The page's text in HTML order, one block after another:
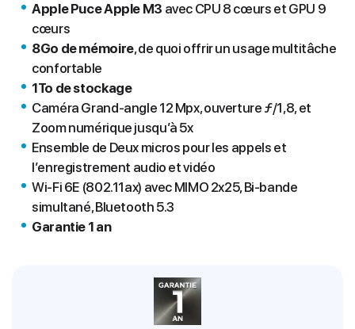
Apple Puce Apple M3 avec CPU 8 cœurs et GPU 9
cœurs
8Go de mémoire, de quoi offrir un usage multitâche
confortable
1To de stockage
Caméra Grand-angle 12 Mpx, ouverture ƒ/1,8, et
Zoom numérique jusqu’à 5x
Ensemble de Deux micros pour les appels et
l’enregistrement audio et vidéo
Wi‑Fi 6E (802.11ax) avec MIMO 2x25, Bi‑bande
simultané, Bluetooth 5.3
Garantie 1 an